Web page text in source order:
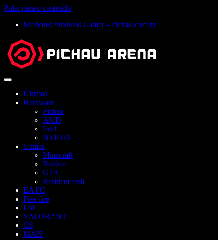
Pular para o conteúdo
Melhores Produtos Gamer – Pichau.com.br
Abrir
Últimas
Hardware
Pichau
AMD
Intel
NVIDIA
Games
Minecraft
Roblox
GTA
Resident Evil
EA FC
Free fire
LoL
VALORANT
CS
MAIS